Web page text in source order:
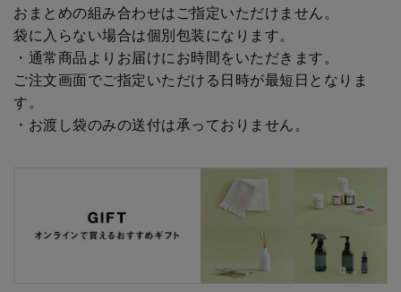
おまとめの組み合わせはご指定いただけません。
袋に入らない場合は個別包装になります。
・通常商品よりお届けにお時間をいただきます。
ご注文画面でご指定いただける日時が最短日となりま
す。
・お渡し袋のみの送付は承っておりません。